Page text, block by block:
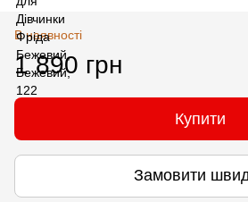
В наявності
1 890 грн
Купити
Замовити